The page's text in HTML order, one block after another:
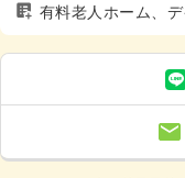
有料老人ホーム、
場有）